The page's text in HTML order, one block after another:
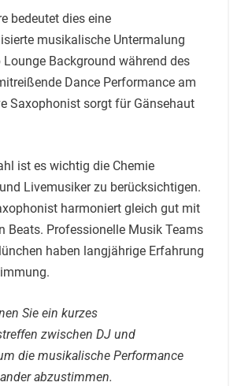
bedeutet dies eine
musikalische Untermalung
Lounge Background während des
Dance Performance am
Saxophonist sorgt für Gänsehaut
ist es wichtig die Chemie
Livemusiker zu berücksichtigen.
harmoniert gleich gut mit
Beats. Professionelle Musik Teams
haben langjährige Erfahrung
Sie ein kurzes
zwischen DJ und
die musikalische Performance
abzustimmen.